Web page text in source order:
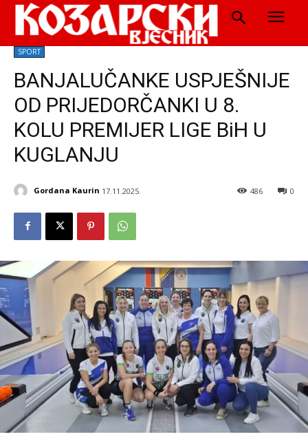
SPORT
BANJALUČANKE USPJEŠNIJE
OD PRIJEDORČANKI U 8.
KOLU PREMIJER LIGE BiH U
KUGLANJU
Gordana Kaurin 17.11.2025. 0
486